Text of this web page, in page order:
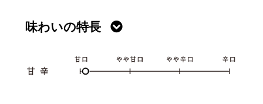
味わいの特長